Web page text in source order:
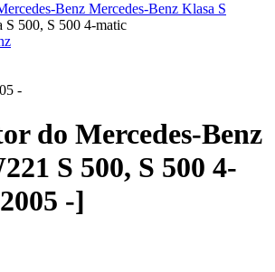
Benz Mercedes-Benz Klasa S
S 500, S 500 4-matic
-
do Mercedes-Benz
S 500, S 500 4-
-]